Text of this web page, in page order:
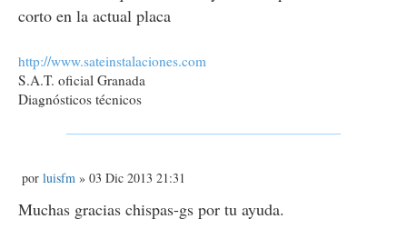
corto en la actual placa
http://www.sateinstalaciones.com
S.A.T. oficial Granada
Diagnósticos técnicos
M
e
n
s
por luisfm » 03 Dic 2013 21:31
Muchas gracias chispas-gs por tu ayuda.